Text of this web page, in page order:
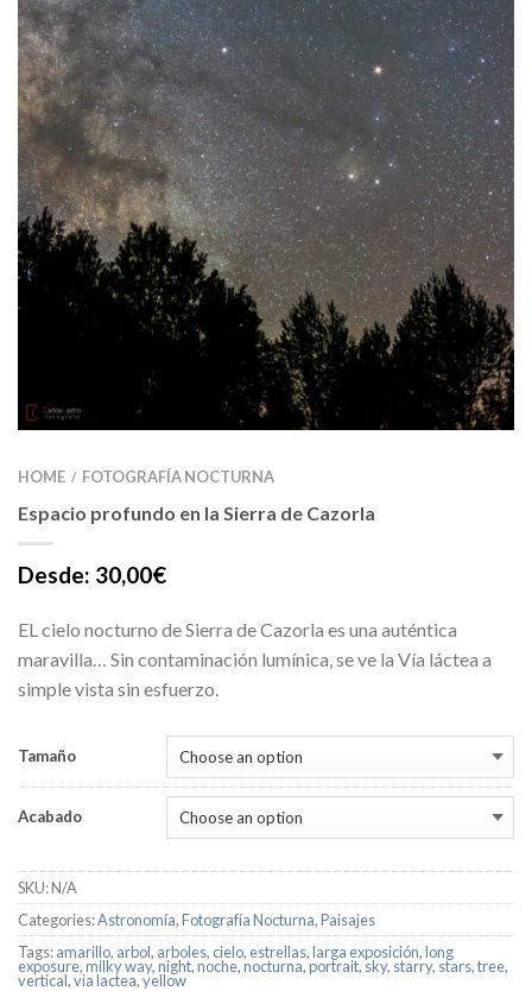
HOME / FOTOGRAFÍA NOCTURNA
Espacio profundo en la Sierra de Cazorla
Desde: 30,00€
EL cielo nocturno de Sierra de Cazorla es una auténtica
maravilla… Sin contaminación lumínica, se ve la Vía láctea a
simple vista sin esfuerzo.
Tamaño
Acabado
SKU:N/A
Categories:Astronomía,Fotografía Nocturna,Paisajes
Tags:amarillo, arbol, arboles, cielo, estrellas,larga exposición,long
exposure,milky way,night,noche,nocturna,portrait,sky, starry, stars,tree,
vertical,via lactea,yellow